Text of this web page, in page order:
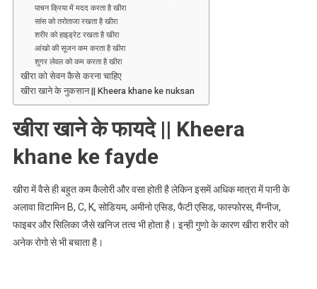
पाचन क्रिया में मदद करता है खीरा
सांस को तरोताजा रखता है खीरा
शरीर को हाइड्रेट रखता है खीरा
आंखो की सूजन कम करता है खीरा
शुगर लेवल को कम करता है खीरा
खीरा को सेवन कैसे करना चाहिए
खीरा खाने के नुकसान || Kheera khane ke nuksan
खीरा खाने के फायदे || Kheera
khane ke fayde
खीरा में वैसे ही बहुत कम कैलोरी और वसा होती है लेकिन इसमें अधिक मात्रा में पानी के
अलावा विटामिन B, C, K, सोडियम, अमीनो एसिड, फैटी एसिड, फास्फोरस, मैंग्नीज,
फाइबर और सिलिका जैसे खनिज तत्व भी होता है। इन्ही गुणो के कारण खीरा शरीर को
अनेक रोगो से भी बचाता है।